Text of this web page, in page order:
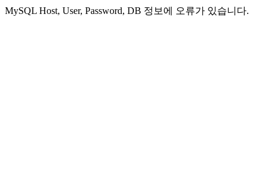
MySQL Host, User, Password, DB 정보에 오류가 있습니다.